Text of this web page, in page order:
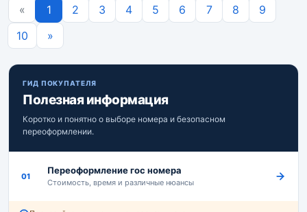
« Previous
1 2 3 4 5 6 7 8
9
10
»Next
ГИД ПОКУПАТЕЛЯ
Полезная информация
Коротко и понятно о выборе номера и безопасном
переоформлении.
01
Переоформление гос номера
Стоимость, время и различные нюансы